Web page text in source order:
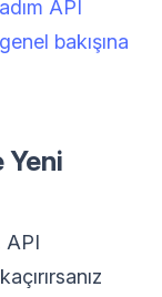
API
bakışına
Yeni
API